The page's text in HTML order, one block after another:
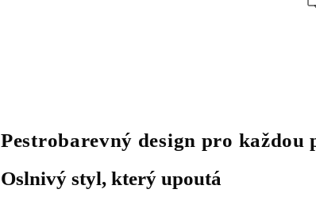
Pestrobarevný design pro každou
Oslnivý styl, který upoutá